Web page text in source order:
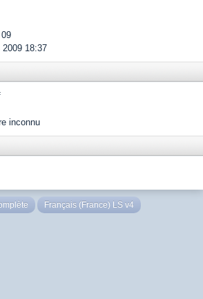
18:37
inconnu
Français (France) LS v4